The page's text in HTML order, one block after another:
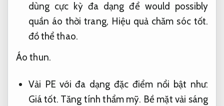
dùng cực kỳ đa dạng để would possibly
quần áo thời trang, Hiệu quả chăm sóc tốt.
đồ thể thao.
Áo thun.
Vải PE với đa dạng đặc điểm nổi bật như:
Giá tốt. Tăng tính thẩm mỹ. Bề mặt vải sáng